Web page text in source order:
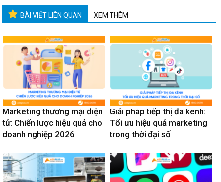
BÀI VIẾT LIÊN QUAN XEM THÊM
Marketing thương mại điện
tử: Chiến lược hiệu quả cho
doanh nghiệp 2026
Giải pháp tiếp thị đa kênh:
Tối ưu hiệu quả marketing
trong thời đại số